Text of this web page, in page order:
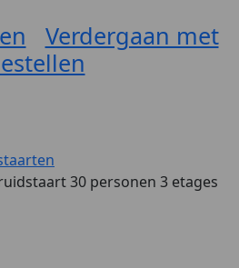
Verdergaan met
30 personen 3 etages